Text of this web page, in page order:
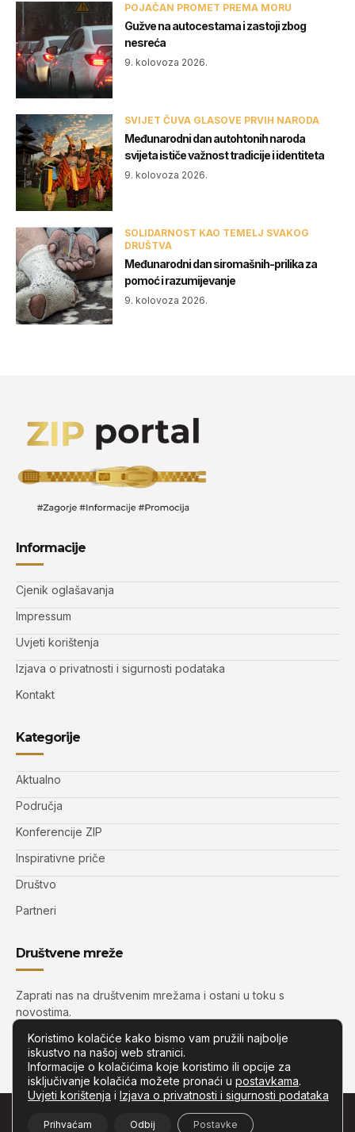
POJAČAN PROMET PREMA MORU
Gužve na autocestama i zastoji zbog
nesreća
9. kolovoza 2026.
SVIJET ČUVA GLASOVE PRVIH NARODA
Međunarodni dan autohtonih naroda
svijeta ističe važnost tradicije i identiteta
9. kolovoza 2026.
SOLIDARNOST KAO TEMELJ SVAKOG
DRUŠTVA
Međunarodni dan siromašnih-prilika za
pomoć i razumijevanje
9. kolovoza 2026.
Informacije
Cjenik oglašavanja
Impressum
Uvjeti korištenja
Izjava o privatnosti i sigurnosti podataka
Kontakt
Kategorije
Aktualno
Područja
Konferencije ZIP
Inspirativne priče
Društvo
Partneri
Društvene mreže
Zaprati nas na društvenim mrežama i ostani u toku s
novostima.
Zip.com.hr– Sva prava pridržana.
Koristimo kolačiće kako bismo vam pružili najbolje
iskustvo na našoj web stranici.
Informacije o kolačićima koje koristimo ili opcije za
isključivanje kolačića možete pronaći u postavkama.
Uvjeti korištenja i Izjava o privatnosti i sigurnosti podataka
Prihvaćam Odbij Postavke